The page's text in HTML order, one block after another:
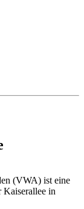
(VWA) ist eine
Kaiserallee in